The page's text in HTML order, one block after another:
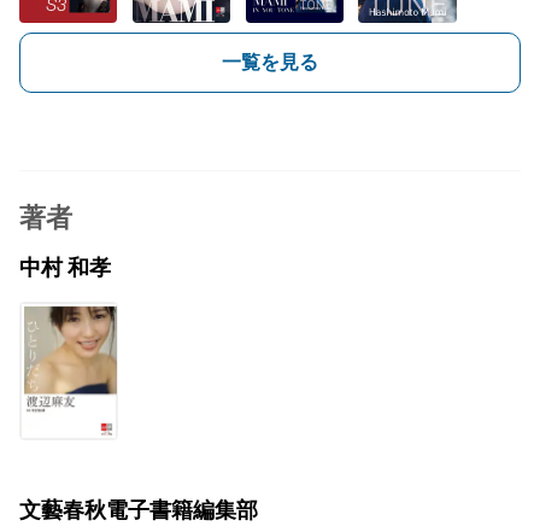
一覧を見る
著者
中村 和孝
文藝春秋電子書籍編集部